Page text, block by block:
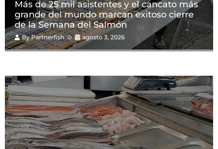
Más de 25 mil asistentes y el cancato más
grande del mundo marcan exitoso cierre
de la Semana del Salmón
ByPartnerfish agosto 3, 2026